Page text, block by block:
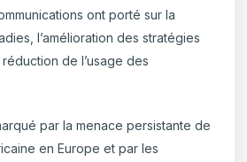
ont porté sur la
l’amélioration des stratégies
de l’usage des
par la menace persistante de
en Europe et par les